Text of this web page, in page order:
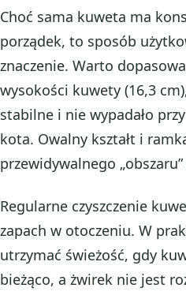
Choć sama kuweta ma
porządek, to sposób
znaczenie. Warto
wysokości kuwety (16,3
stabilne i nie wypadało
kota. Owalny kształt i
przewidywalnego
Regularne czyszczenie
zapach w otoczeniu. W
utrzymać świeżość, gdy
bieżąco, a żwirek nie jest